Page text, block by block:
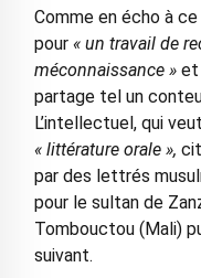
Comme en écho à
pour « un travail de
méconnaissance »et
partage tel un
L’intellectuel, qui
« littérature orale »,
par des lettrés
pour le sultan de
Tombouctou (Mali)
suivant.